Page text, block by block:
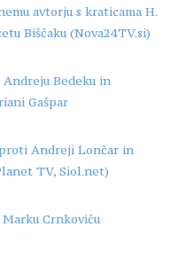
avtorju s kraticama H.
Biščaku (Nova24TV.si)
Bedeku in
Gašpar
Andreji Lončar in
TV, Siol.net)
Crnkoviču